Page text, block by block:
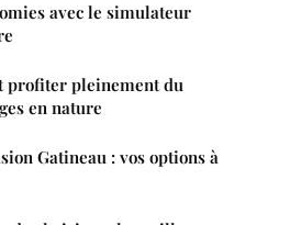
avec le simulateur
profiter pleinement du
en nature
Gatineau : vos options à